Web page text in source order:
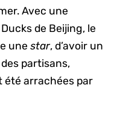
Avec une
de Beijing, le
unestar, d’avoir un
partisans,
été arrachées par